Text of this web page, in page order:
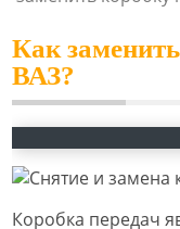
Как
ВАЗ?
Коробка передач